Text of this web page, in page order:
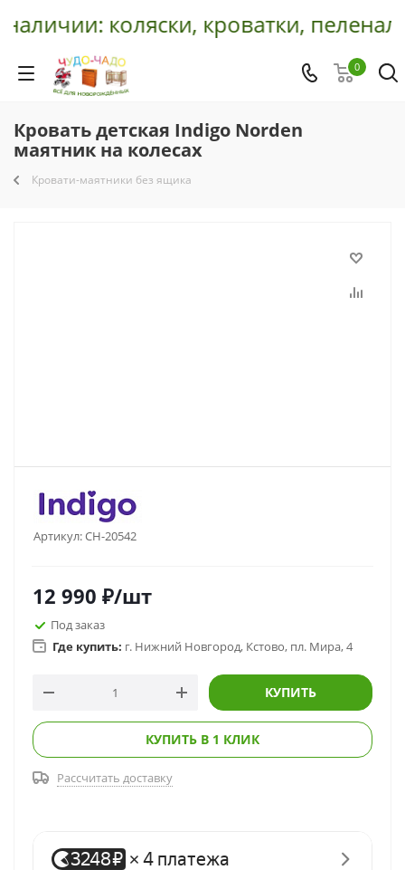
коляски, кроватки,
0
Кровать детская Indigo Norden
маятник на колесах
Кровати-маятники без ящика
Артикул:CH-20542
12 990 ₽/шт
Под заказ
Где купить: г. Нижний Новгород, Кстово, пл. Мира, 4
КУПИТЬ
КУПИТЬ В 1 КЛИК
Рассчитать доставку